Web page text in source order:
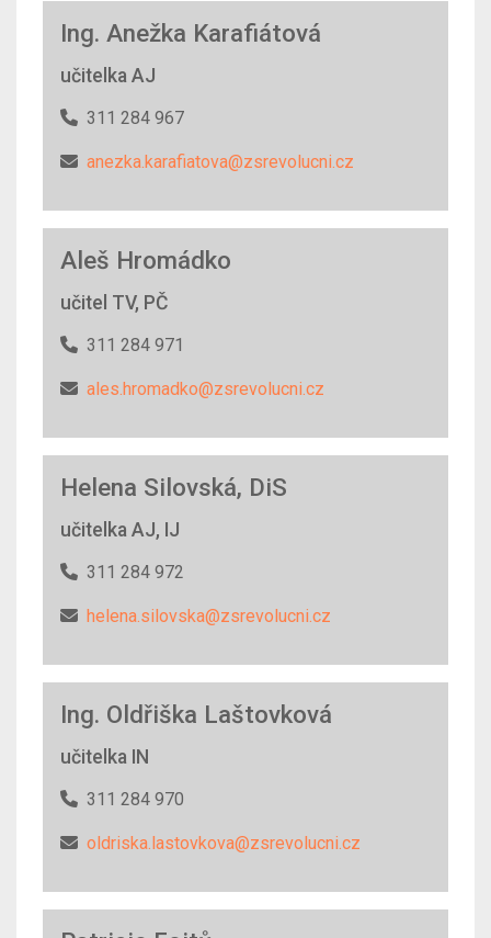
Ing. Anežka Karafiátová
učitelka AJ
311 284 967
anezka.karafiatova@zsrevolucni.cz
Aleš Hromádko
učitel TV, PČ
311 284 971
ales.hromadko@zsrevolucni.cz
Helena Silovská, DiS
učitelka AJ, IJ
311 284 972
helena.silovska@zsrevolucni.cz
Ing. Oldřiška Laštovková
učitelka IN
311 284 970
oldriska.lastovkova@zsrevolucni.cz